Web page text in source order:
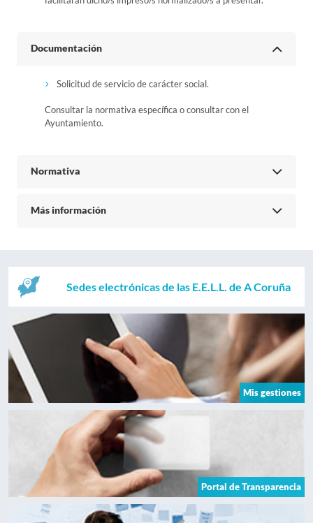
Documentación
Solicitud de servicio de carácter social.
Consultar la normativa específica o consultar con el
Ayuntamiento.
Normativa
Más información
Sedes electrónicas de las E.E.L.L. de A Coruña
Mis gestiones
Portal de Transparencia